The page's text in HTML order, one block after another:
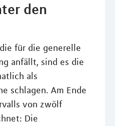
den
für die generelle
anfällt, sind es die
als
schlagen. Am Ende
von zwölf
Die